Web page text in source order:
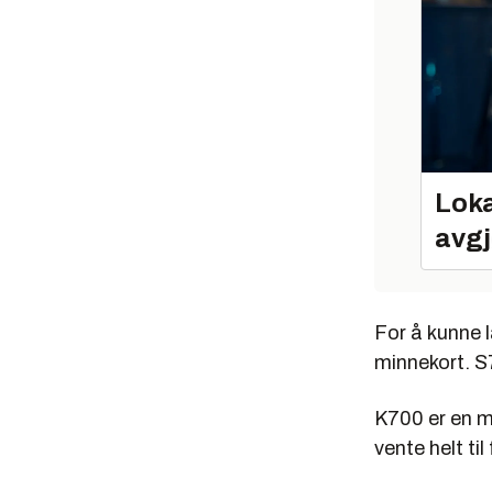
For å kunne
minnekort.
K700 er en
vente helt til